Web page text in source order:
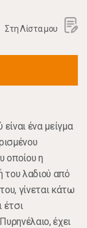
Στη Λίστα μου
ένα μείγμα
οποίου η
του λαδιού από
γίνεται κάτω
έτσι
έχει